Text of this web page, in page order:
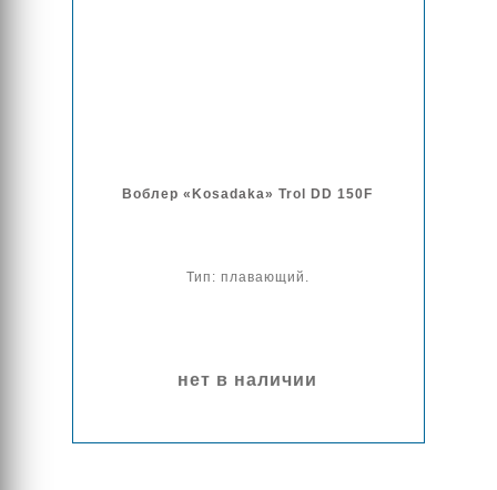
Воблер «Kosadaka» Trol DD 150F
Тип: плавающий.
нет в наличии